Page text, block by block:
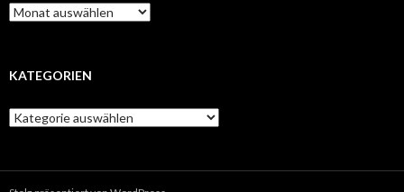
A
r
i
e
KATEGORIEN
K
a